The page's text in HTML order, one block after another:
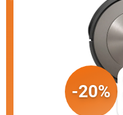
-20%